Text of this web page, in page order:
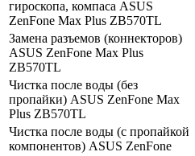
гироскопа, компаса ASUS
ZenFone Max Plus ZB570TL
Замена разъемов (коннекторов)
ASUS ZenFone Max Plus
ZB570TL
Чистка после воды (без
пропайки) ASUS ZenFone Max
Plus ZB570TL
Чистка после воды (с пропайкой
компонентов) ASUS ZenFone